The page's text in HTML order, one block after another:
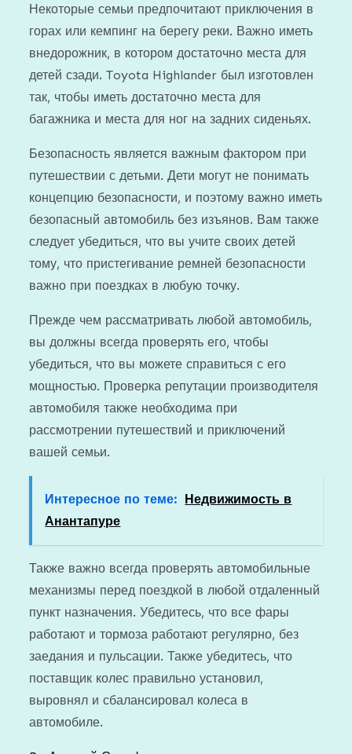
Некоторые семьи предпочитают приключения в
горах или кемпинг на берегу реки. Важно иметь
внедорожник, в котором достаточно места для
детей сзади. Toyota Highlander был изготовлен
так, чтобы иметь достаточно места для
багажника и места для ног на задних сиденьях.
Безопасность является важным фактором при
путешествии с детьми. Дети могут не понимать
концепцию безопасности, и поэтому важно иметь
безопасный автомобиль без изъянов. Вам также
следует убедиться, что вы учите своих детей
тому, что пристегивание ремней безопасности
важно при поездках в любую точку.
Прежде чем рассматривать любой автомобиль,
вы должны всегда проверять его, чтобы
убедиться, что вы можете справиться с его
мощностью. Проверка репутации производителя
автомобиля также необходима при
рассмотрении путешествий и приключений
вашей семьи.
Интересное по теме: Недвижимость в
Анантапуре
Также важно всегда проверять автомобильные
механизмы перед поездкой в ​​любой отдаленный
пункт назначения. Убедитесь, что все фары
работают и тормоза работают регулярно, без
заедания и пульсации. Также убедитесь, что
поставщик колес правильно установил,
выровнял и сбалансировал колеса в
автомобиле.